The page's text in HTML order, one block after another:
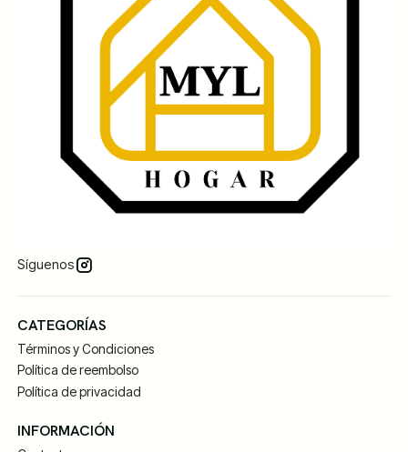
Síguenos
CATEGORÍAS
Términos y Condiciones
Política de reembolso
Política de privacidad
INFORMACIÓN